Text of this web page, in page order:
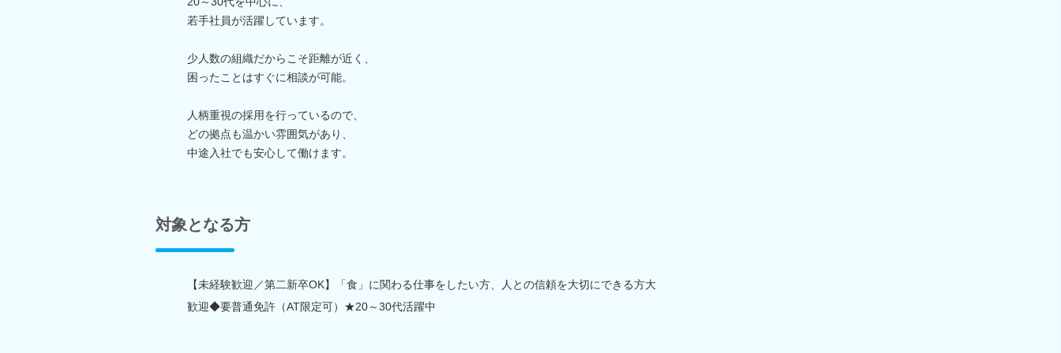
若手社員が活躍しています。
少人数の組織だからこそ距離が近く、
困ったことはすぐに相談が可能。
人柄重視の採用を行っているので、
どの拠点も温かい雰囲気があり、
中途入社でも安心して働けます。
対象となる方
【未経験歓迎／第二新卒OK】「食」に関わる仕事をしたい方、人との信頼を大切にできる方大
歓迎◆要普通免許（AT限定可）★20～30代活躍中